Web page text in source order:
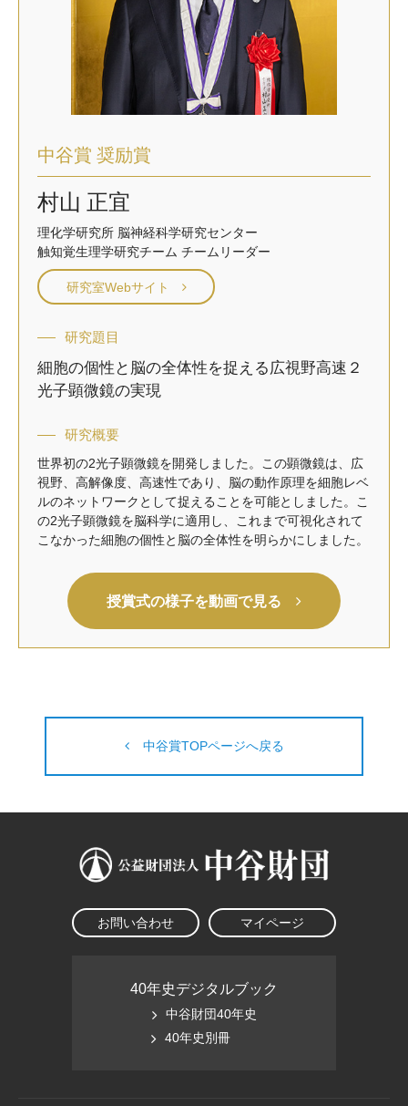
中谷賞 奨励賞
村山 正宜
理化学研究所 脳神経科学研究センター
触知覚生理学研究チーム チームリーダー
研究室Webサイト
研究題目
細胞の個性と脳の全体性を捉える広視野高速２
光子顕微鏡の実現
研究概要
世界初の2光子顕微鏡を開発しました。この顕微鏡は、広
視野、高解像度、高速性であり、脳の動作原理を細胞レベ
ルのネットワークとして捉えることを可能としました。こ
の2光子顕微鏡を脳科学に適用し、これまで可視化されて
こなかった細胞の個性と脳の全体性を明らかにしました。
授賞式の様子を動画で見る
中谷賞TOPページへ戻る
お問い合わせ マイページ
40年史デジタルブック
中谷財団40年史
40年史別冊